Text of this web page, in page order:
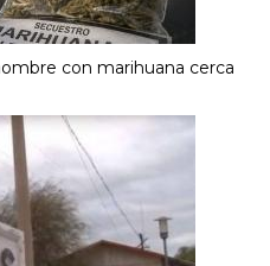
con marihuana cerca